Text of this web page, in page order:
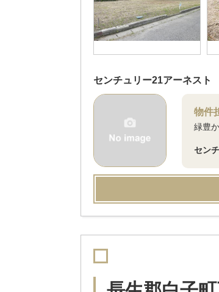
センチュリー21アーネスト
物件
緑豊
セン